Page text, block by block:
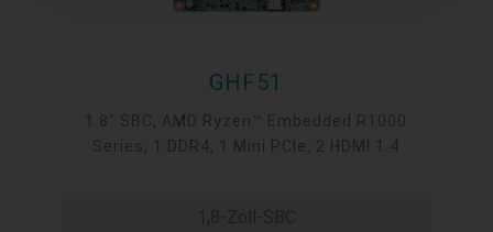
GHF51
1.8" SBC, AMD Ryzen™ Embedded R1000
Series, 1 DDR4, 1 Mini PCIe, 2 HDMI 1.4